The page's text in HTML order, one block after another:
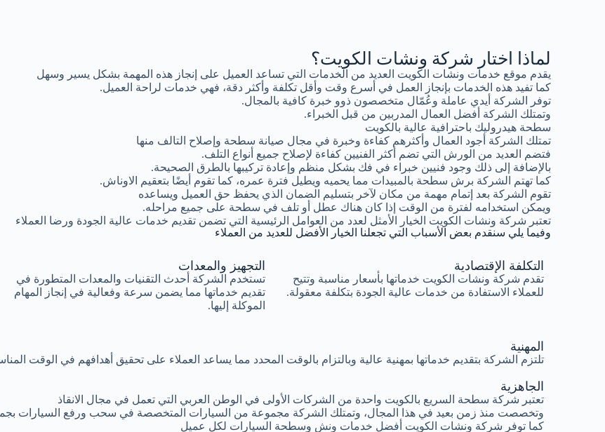
لماذا اختار شركة ونشات الكويت؟
يقدم موقع خدمات ونشات الكويت العديد من الخدمات التي تساعد العميل على إنجاز هذه المهمة بشكل يسير وسهل
كما تفيد هذه الخدمات بإنجاز العمل في أسرع وقت وأقل تكلفة وأكثر دقة، فهي خدمات لراحة العميل.
توفر الشركة أيدي عاملة وعُمّال متخصصون ذوو خبرة كافية بالمجال.
وتمتلك الشركة أفضل العمال المدربين من قبل الخبراء.
سطحة هيدروليك باحترافية عالية بالكويت
تمتلك الشركة أجود العمال وأكثرهم كفاءة وخبرة في مجال صيانة سطحة وإصلاح التالف منها
فتضم العديد من الورش التي تضم أكثر الفنيين كفاءة لإصلاح جميع أنواع التلف.
بالإضافة إلى ذلك وجود فنيين خبراء في فك بشكل منظم وإعادة تركيبها بالطرق الصحيحة.
كما تهتم الشركة برش سطحة بالمبيدات مما يحميه ويطيل فترة عمره، كما تقوم أيضًا بتعقيم الاوناش.
تقوم الشركة بعد إتمام مهمة من مكان لآخر بتسليم الضمان الذي يحفظ حق العميل ويساعده
ويمكن استخدامه لفترة من الوقت إذا كان هناك عطل أو تلف في سطحة على جميع مراحله.
تعتبر شركة ونشات الكويت الخيار الأمثل لعدد من العوامل الرئيسية التي تضمن تقديم خدمات عالية الجودة ورضا العملاء
وفيما يلي سنقدم بعض الأسباب التي تجعلنا الخيار الأفضل للعديد من العملاء
التجهيز والمعدات
تستخدم الشركة أحدث التقنيات والمعدات المتطورة في
تقديم خدماتها مما يضمن سرعة وفعالية في إنجاز المهام
الموكلة إليها.
التكلفة الإقتصادية
تقدم شركة ونشات الكويت خدماتها بأسعار مناسبة وتتيح
للعملاء الاستفادة من خدمات عالية الجودة بتكلفة معقولة.
المهنية
تلتزم الشركة بتقديم خدماتها بمهنية عالية وبالتزام بالوقت المحدد مما يساعد العملاء على تحقيق أهدافهم في الوقت
الجاهزية
تعتبر شركة سطحة السريع بالكويت واحدة من الشركات الأولى في الوطن العربي التي تعمل في مجال الانقاذ
وتخصصت منذ زمن بعيد في هذا المجال، وتمتلك الشركة مجموعة من السيارات المتخصصة في سحب ورفع السيارات
كما توفر شركة ونشات الكويت أفضل خدمات ونش وسطحة السيارات لكل عميل